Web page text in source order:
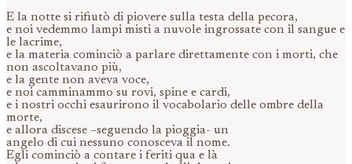
E la notte si rifiutò di piovere sulla testa della pecora,
e noi vedemmo lampi misti a nuvole ingrossate con il sangue e
le lacrime,
e la materia cominciò a parlare direttamente con i morti, che
non ascoltavano più,
e la gente non aveva voce,
e noi camminammo su rovi, spine e cardi,
e i nostri occhi esaurirono il vocabolario delle ombre della
morte,
e allora discese –seguendo la pioggia- un
angelo di cui nessuno conosceva il nome.
Egli cominciò a contare i feriti qua e là